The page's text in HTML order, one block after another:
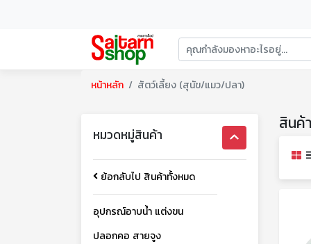
หน้าหลัก สัตว์เลี้ยง (สุนัข/แมว/ปลา)
หมวดหมู่สินค้า
ย้อกลับไป สินค้าทั้งหมด
อุปกรณ์อาบน้ำ แต่งขน
ปลอกคอ สายจูง
สินค้